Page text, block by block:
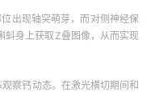
出现轴突萌芽，而对侧神经保
蚪身上获取Z叠图像，从而实现
察钙动态。在激光横切期间和